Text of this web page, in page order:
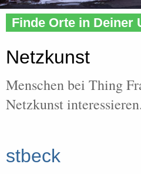
Finde Orte in Deiner
Netzkunst
Menschen bei Thing
Netzkunst
stbeck
Recent Posts